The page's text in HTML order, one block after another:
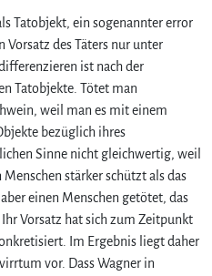
t
i
m
T
a
t
o
t
Tatobjekt, ein sogenannter error
Vorsatz des Täters nur unter
ist nach der
Tatobjekte. Tötet man
weil man es mit einem
bezüglich ihres
Sinne nicht gleichwertig, weil
stärker schützt als das
einen Menschen getötet, das
Vorsatz hat sich zum Zeitpunkt
Im Ergebnis liegt daher
vor. Dass Wagner in